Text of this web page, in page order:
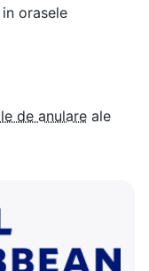
orasele
de anulare ale